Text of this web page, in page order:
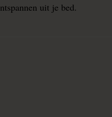
uit je bed.